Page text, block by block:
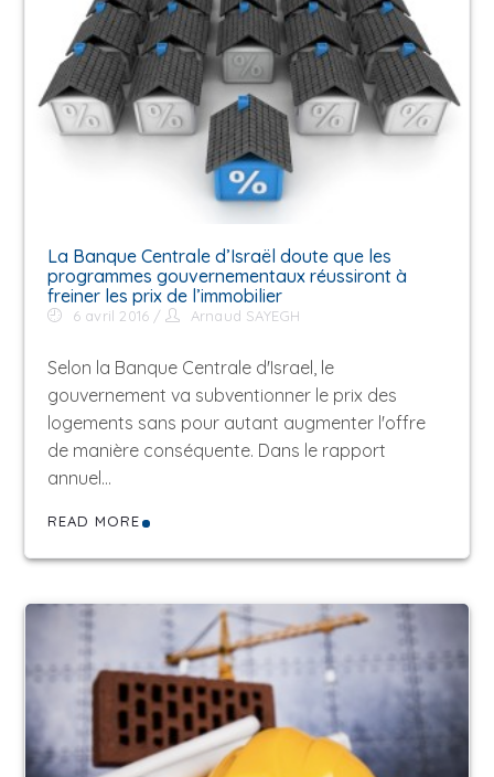
La Banque Centrale d’Israël doute que les
programmes gouvernementaux réussiront à
freiner les prix de l’immobilier
6 avril 2016 Arnaud SAYEGH
Selon la Banque Centrale d'Israel, le
gouvernement va subventionner le prix des
logements sans pour autant augmenter l'offre
de manière conséquente. Dans le rapport
annuel…
READ MORE